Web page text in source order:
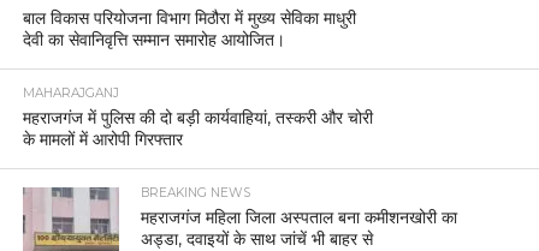
बाल विकास परियोजना विभाग मिठौरा में मुख्य सेविका माधुरी
देवी का सेवानिवृत्ति सम्मान समारोह आयोजित।
MAHARAJGANJ
महराजगंज में पुलिस की दो बड़ी कार्यवाहियां, तस्करी और चोरी
के मामलों में आरोपी गिरफ्तार
BREAKING NEWS
महराजगंज महिला जिला अस्पताल बना कमीशनखोरी का
अड्डा, दवाइयों के साथ जांचें भी बाहर से